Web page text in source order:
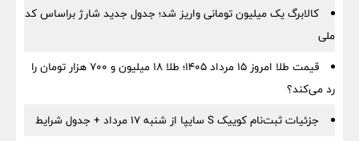
کالابرگ یک میلیون تومانی واریز شد؛ جدول جدید شارژ براساس کد
ملی
قیمت طلا امروز ۱۵ مرداد ۱۴۰۵؛ طلا ۱۸ میلیون و ۷۰۰ هزار تومان را
رد می‌کند؟
جزئیات ثبت‌نام کوییک S سایپا از شنبه ۱۷ مرداد + جدول شرایط